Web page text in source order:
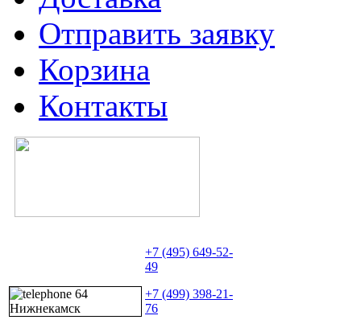
Отправить заявку
Корзина
Контакты
+7 (495) 649-52-
49
+7 (499) 398-21-
76